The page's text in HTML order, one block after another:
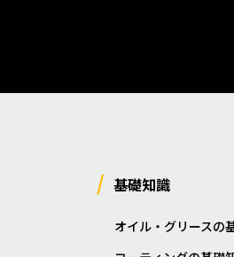
基礎知識
オイル・グリースの